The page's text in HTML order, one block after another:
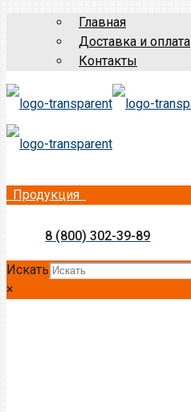
Главная
Доставка и оплата
Контакты
Продукция
8 (800) 302-39-89
Искать
×